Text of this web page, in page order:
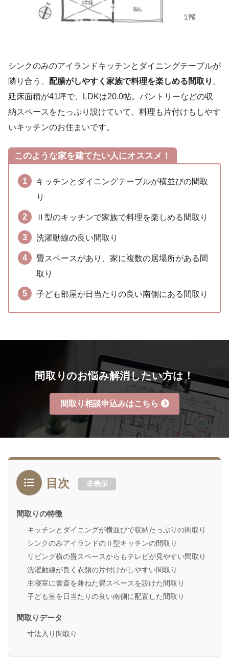
シンクのみのアイランドキッチンとダイニングテーブルが
隣り合う、 配膳がしやすく家族で料理を楽しめる間取り 。
延床面積が41坪で、LDKは20.0帖。パントリーなどの収
納スペースをたっぷり設けていて、料理も片付けもしやす
いキッチンのお住まいです。
このような家を建てたい人にオススメ！
キッチンとダイニングテーブルが横並びの間取
り
Ⅱ型のキッチンで家族で料理を楽しめる間取り
洗濯動線の良い間取り
畳スペースがあり、家に複数の居場所がある間
取り
子ども部屋が日当たりの良い南側にある間取り
間取りのお悩み解消したい方は！
間取り相談申込みはこちら
目次 非表示
間取りの特徴
キッチンとダイニングが横並びで収納たっぷりの間取り
シンクのみアイランドのⅡ型キッチンの間取り
リビング横の畳スペースからもテレビが見やすい間取り
洗濯動線が良く衣類の片付けがしやすい間取り
主寝室に書斎を兼ねた畳スペースを設けた間取り
子ども室を日当たりの良い南側に配置した間取り
間取りデータ
寸法入り間取り